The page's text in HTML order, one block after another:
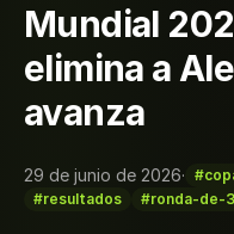
Mundial
elimina a
avanza
29 de junio de 2026·
#resultados
#ronda-de-